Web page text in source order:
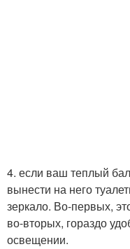
4. если ваш теплый
вынести на него
зеркало. Во-первых,
во-вторых, гораздо
освещении.